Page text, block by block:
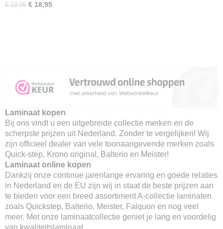
€ 22,95 € 18,95
Laminaat kopen
Bij ons vindt u een uitgebreide collectie merken en de
scherpste prijzen uit Nederland. Zonder te vergelijken! Wij
zijn officieel dealer van vele toonaangevende merken zoals
Quick-step, Krono original, Balterio en Meister!
Laminaat online kopen
Dankzij onze continue jarenlange ervaring en goede relaties
in Nederland en de EU zijn wij in staat de beste prijzen aan
te bieden voor een breed assortiment A-collectie laminaten
zoals Quickstep, Balterio, Meister, Falquon en nog veel
meer. Met onze laminaatcollectie geniet je lang en voordelig
van kwaliteitslaminaat.